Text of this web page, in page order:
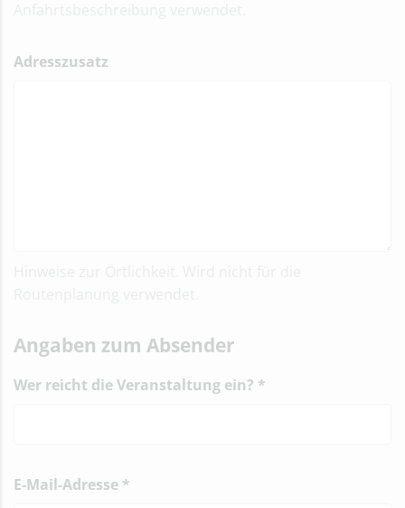
Adresszusatz
Angaben zum Absender
Wer reicht die Veranstaltung ein? *
E-Mail-Adresse *